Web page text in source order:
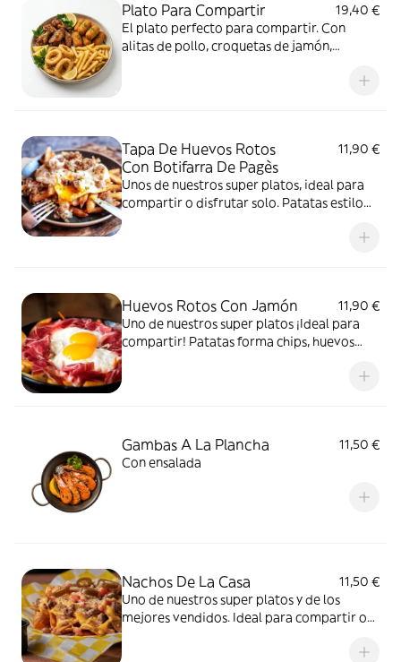
Plato Para Compartir
19,40 €
El plato perfecto para compartir. Con
alitas de pollo, croquetas de jamón,
Tapa De Huevos Rotos
Con Botifarra De Pagès
11,90 €
Unos de nuestros super platos, ideal para
compartir o disfrutar solo. Patatas estilo
Huevos Rotos Con Jamón
11,90 €
Uno de nuestros super platos ¡Ideal para
compartir! Patatas forma chips, huevos
Gambas A La Plancha
11,50 €
Con ensalada
Nachos De La Casa
11,50 €
Uno de nuestros super platos y de los
mejores vendidos. Ideal para compartir o
picante, jalapeños, queso fundido y cebolla